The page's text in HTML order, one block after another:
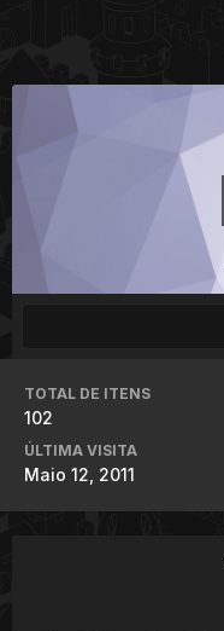
TOTAL DE ITENS
102
ÚLTIMA VISITA
Maio 12, 2011